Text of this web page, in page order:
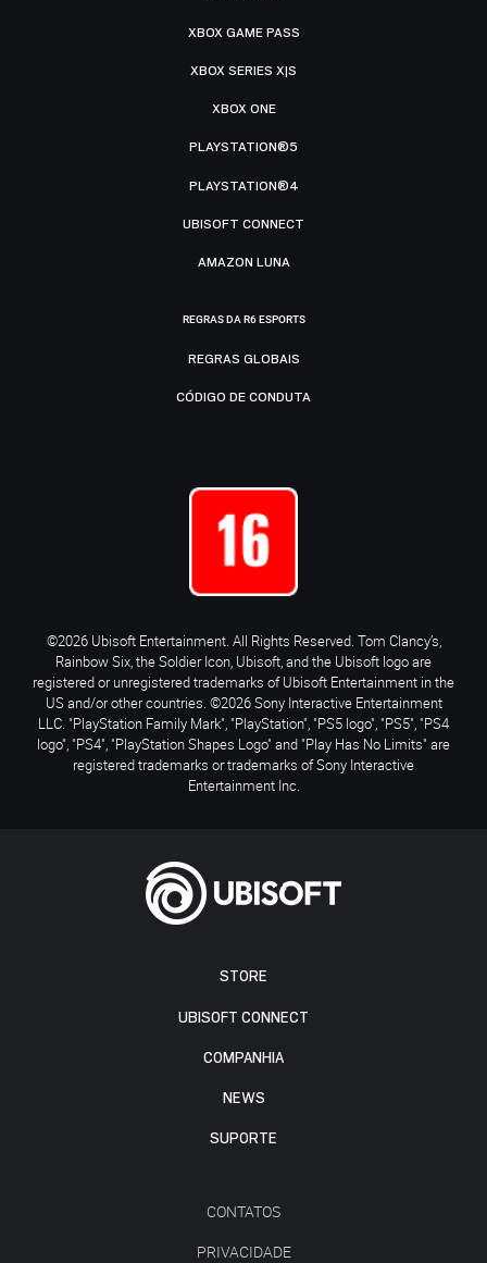
STORE
UBISOFT CONNECT
COMPANHIA
NEWS
SUPORTE
CONTATOS
PRIVACIDADE
XBOX GAME PASS
XBOX SERIES X|S
XBOX ONE
PLAYSTATION®5
PLAYSTATION®4
UBISOFT CONNECT
AMAZON LUNA
REGRAS DA R6 ESPORTS
REGRAS GLOBAIS
CÓDIGO DE CONDUTA
©2026 Ubisoft Entertainment. All Rights Reserved. Tom Clancy’s,
Rainbow Six, the Soldier Icon, Ubisoft, and the Ubisoft logo are
registered or unregistered trademarks of Ubisoft Entertainment in the
US and/or other countries. ©2026 Sony Interactive Entertainment
LLC. "PlayStation Family Mark", "PlayStation", "PS5 logo", "PS5", "PS4
logo", "PS4", "PlayStation Shapes Logo" and "Play Has No Limits" are
registered trademarks or trademarks of Sony Interactive
Entertainment Inc.